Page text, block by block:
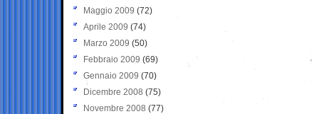
Maggio 2009 (72)
Aprile 2009 (74)
Marzo 2009 (50)
Febbraio 2009 (69)
Gennaio 2009 (70)
Dicembre 2008 (75)
Novembre 2008 (77)